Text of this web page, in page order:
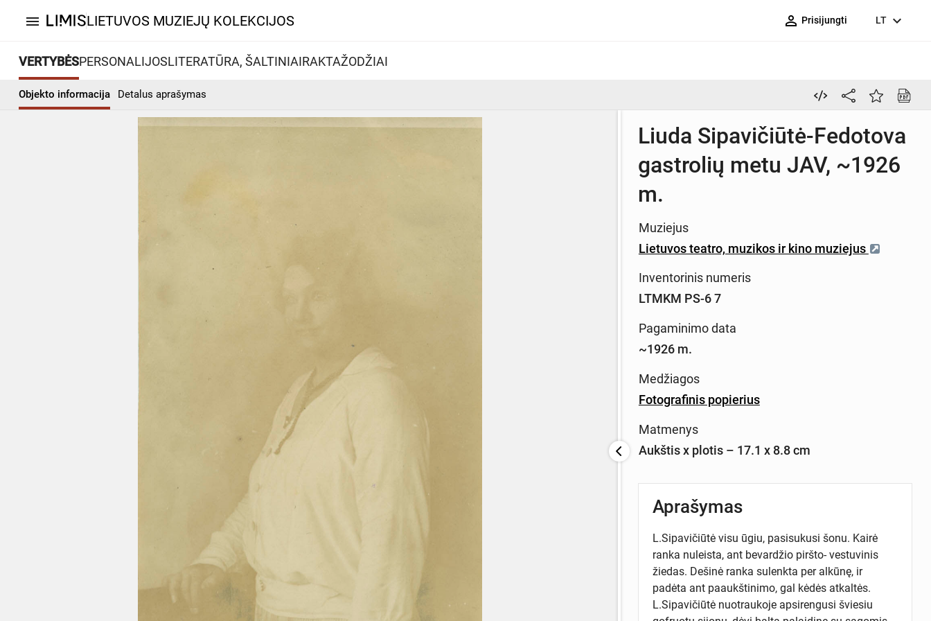
menu LIETUVOS MUZIEJŲ KOLEKCIJOS person_outline Prisijungti LT expand_more
VERTYBĖSPERSONALIJOSLITERATŪRA, ŠALTINIAIRAKTAŽODŽIAI
Objekto informacija Detalus aprašymas
Liuda Sipavičiūtė-Fedotova
gastrolių metu JAV, ~1926
m.
Muziejus
Lietuvos teatro, muzikos ir kino muziejus
Inventorinis numeris
LTMKM PS-6 7
Pagaminimo data
~1926 m.
Medžiagos
Fotografinis popierius
Matmenys
Aukštis x plotis – 17.1 x 8.8 cm
Aprašymas
L.Sipavičiūtė visu ūgiu, pasisukusi šonu. Kairė
ranka nuleista, ant bevardžio piršto- vestuvinis
žiedas. Dešinė ranka sulenkta per alkūnę, ir
padėta ant paaukštinimo, gal kėdės atkaltės.
L.Sipavičiūtė nuotraukoje apsirengusi šviesiu